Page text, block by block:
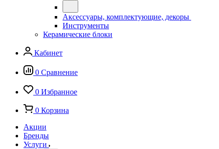
Аксессуары, комплектующие, декоры
Инструменты
Керамические блоки
Кабинет
0 Сравнение
0 Избранное
0 Корзина
Акции
Бренды
Услуги